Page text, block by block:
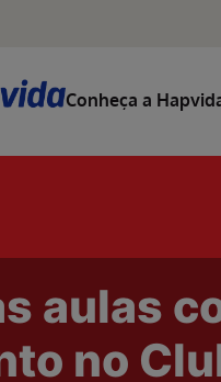
Conheça a
e